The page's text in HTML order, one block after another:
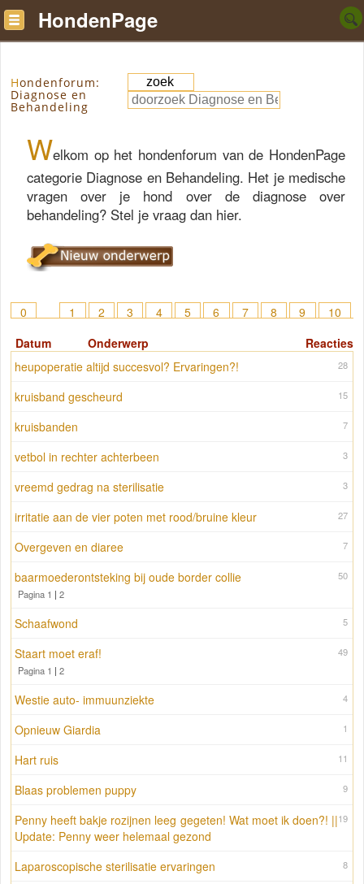
HondenPage
Hondenforum:
Diagnose en
Behandeling
Welkom op het hondenforum van de HondenPage
categorie Diagnose en Behandeling. Het je medische
vragen over je hond over de diagnose over
behandeling? Stel je vraag dan hier.
0 1 2 3 4 5 6 7 8 9
10
Reacties
Datum Onderwerp
28
heupoperatie altijd succesvol? Ervaringen?!
15
kruisband gescheurd
7
kruisbanden
3
vetbol in rechter achterbeen
3
vreemd gedrag na sterilisatie
27
irritatie aan de vier poten met rood/bruine kleur
7
Overgeven en diaree
50
baarmoederontsteking bij oude border collie
Pagina 1 | 2
5
Schaafwond
49
Staart moet eraf!
Pagina 1 | 2
4
Westie auto- immuunziekte
1
Opnieuw Giardia
11
Hart ruis
9
Blaas problemen puppy
19
Penny heeft bakje rozijnen leeg gegeten! Wat moet ik doen?! ||
Update: Penny weer helemaal gezond
8
Laparoscopische sterilisatie ervaringen